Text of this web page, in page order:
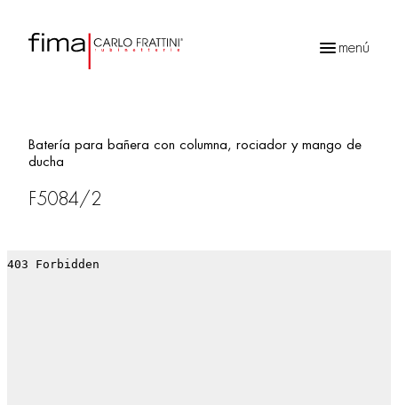
menú
Batería para bañera con columna, rociador y mango de
ducha
F5084/2